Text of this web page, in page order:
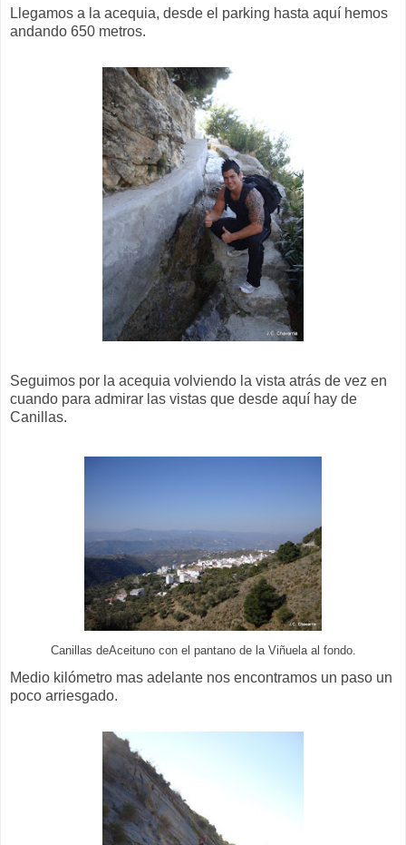
Llegamos a la acequia, desde el parking hasta aquí hemos
andando 650 metros.
Seguimos por la acequia volviendo la vista atrás de vez en
cuando para admirar las vistas que desde aquí hay de
Canillas.
Canillas deAceituno con el pantano de la Viñuela al fondo.
Medio kilómetro mas adelante nos encontramos un paso un
poco arriesgado.